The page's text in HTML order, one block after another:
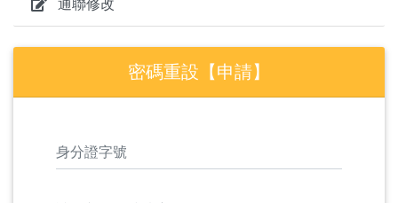
通聯修改
密碼重設【申請】